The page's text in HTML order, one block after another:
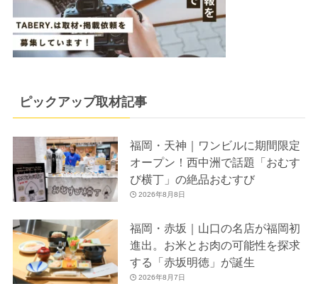
ピックアップ取材記事
福岡・天神｜ワンビルに期間限定
オープン！西中洲で話題「おむす
び横丁」の絶品おむすび
2026年8月8日
福岡・赤坂｜山口の名店が福岡初
進出。お米とお肉の可能性を探求
する「赤坂明徳」が誕生
2026年8月7日